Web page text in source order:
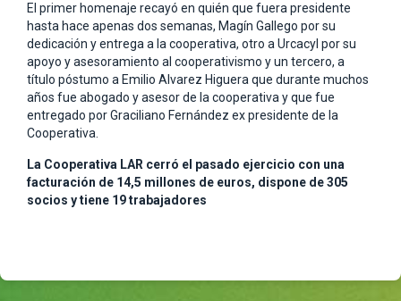
El primer homenaje recayó en quién que fuera presidente
hasta hace apenas dos semanas, Magín Gallego por su
dedicación y entrega a la cooperativa, otro a Urcacyl por su
apoyo y asesoramiento al cooperativismo y un tercero, a
título póstumo a Emilio Alvarez Higuera que durante muchos
años fue abogado y asesor de la cooperativa y que fue
entregado por Graciliano Fernández ex presidente de la
Cooperativa.
La Cooperativa LAR cerró el pasado ejercicio con una
facturación de 14,5 millones de euros, dispone de 305
socios y tiene 19 trabajadores